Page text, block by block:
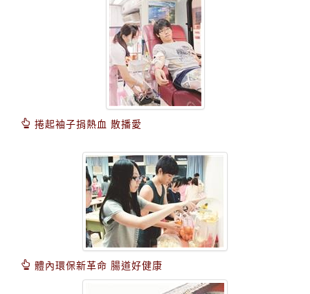
捲起袖子捐熱血 散播愛
體內環保新革命 腸道好健康